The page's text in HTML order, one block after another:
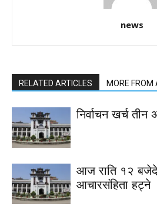
news
RELATED ARTICLES MORE FROM
निर्वाचन खर्च
आज राति १२
आचारसंहिता हट्ने